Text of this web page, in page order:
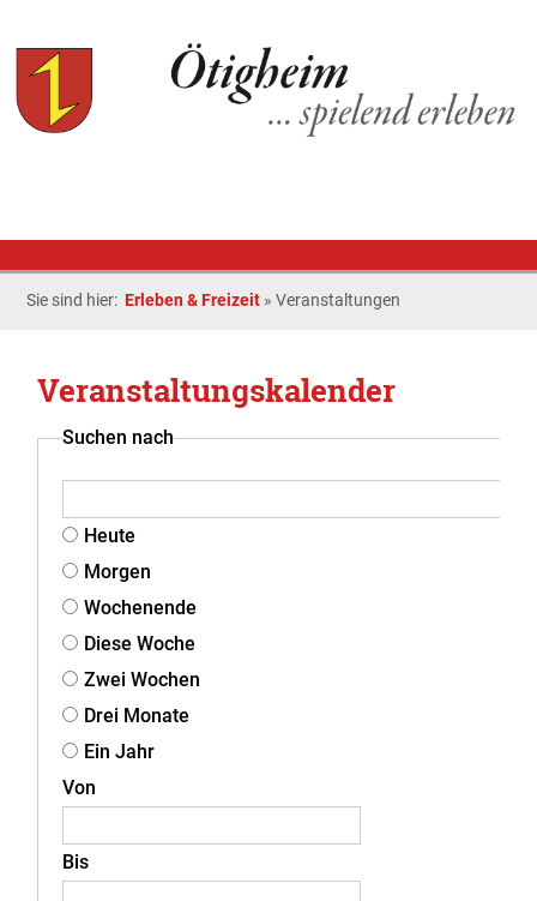
Sie sind hier: Erleben & Freizeit »Veranstaltungen
Veranstaltungskalender
Suchen nach
Heute
Morgen
Wochenende
Diese Woche
Zwei Wochen
Drei Monate
Ein Jahr
Von
Bis